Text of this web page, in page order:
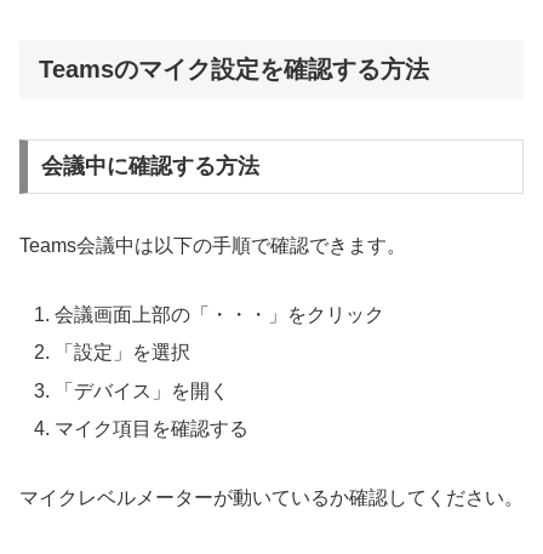
Teamsのマイク設定を確認する方法
会議中に確認する方法
Teams会議中は以下の手順で確認できます。
会議画面上部の「・・・」をクリック
「設定」を選択
「デバイス」を開く
マイク項目を確認する
マイクレベルメーターが動いているか確認してください。